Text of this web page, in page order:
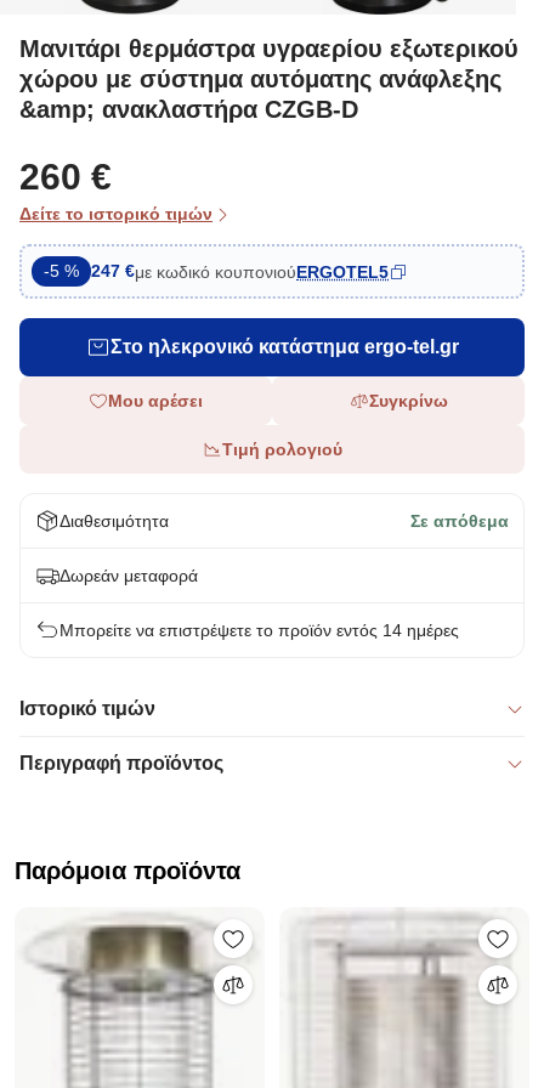
Μανιτάρι θερμάστρα υγραερίου εξωτερικού
χώρου με σύστημα αυτόματης ανάφλεξης
&amp; ανακλαστήρα CZGB-D
260 €
Δείτε το ιστορικό τιμών
-5 % 247 €με κωδικό κουπονιούERGOTEL5
Στο ηλεκρονικό κατάστημα ergo-tel.gr
Μου αρέσει Συγκρίνω
Τιμή ρολογιού
Διαθεσιμότητα Σε απόθεμα
Δωρεάν μεταφορά
Μπορείτε να επιστρέψετε το προϊόν εντός 14 ημέρες
Ιστορικό τιμών
Περιγραφή προϊόντος
Παρόμοια προϊόντα